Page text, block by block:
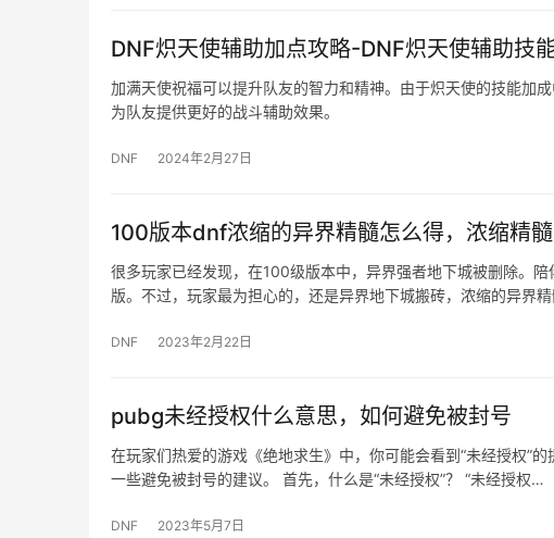
DNF炽天使辅助加点攻略-DNF炽天使辅助技
加满天使祝福可以提升队友的智力和精神。由于炽天使的技能加
为队友提供更好的战斗辅助效果。
DNF 2024年2月27日
100版本dnf浓缩的异界精髓怎么得，浓缩精
很多玩家已经发现，在100级版本中，异界强者地下城被删除。
版。不过，玩家最为担心的，还是异界地下城搬砖，浓缩的异界
DNF 2023年2月22日
pubg未经授权什么意思，如何避免被封号
在玩家们热爱的游戏《绝地求生》中，你可能会看到“未经授权”
一些避免被封号的建议。 首先，什么是“未经授权”？ “未经授权…
DNF 2023年5月7日